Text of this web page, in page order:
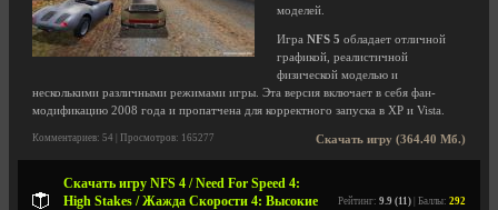
моделей.
Игра NFS 5 обладает отличной
графикой, реалистичной
физической моделью и
несколькими различными режимами игры. Эта версия включает в себя фан-
модификацию 2008 года и пропатчена для корректного запуска в ХР и Vista.
Скачать игру (364.40 Мб.)
Комментариев: 54 | Просмотров: 165277
Скачать игру NFS 4 / Need For Speed 4:
High Stakes / Жажда Скорости 4: Высокие
Рейтинг: 9.9 (11) | Баллы: 292